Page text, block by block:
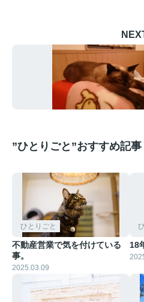
”ひとりごと”おすすめ記事
ひとりごと
不動産営業で気を付けている
事。
2025.03.09
18